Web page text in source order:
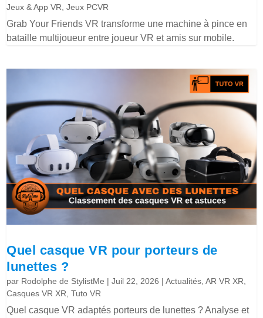
Jeux & App VR ,Jeux PCVR
Grab Your Friends VR transforme une machine à pince en
bataille multijoueur entre joueur VR et amis sur mobile.
Quel casque VR pour porteurs de
lunettes ?
par Rodolphe de StylistMe |Juil 22, 2026 |Actualités ,AR VR XR
Casques VR XR ,Tuto VR
Quel casque VR adaptés porteurs de lunettes ? Analyse et